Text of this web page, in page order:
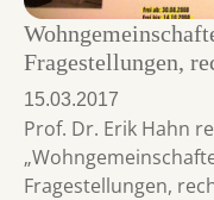
Fragestellungen,
15.03.2017
Prof. Dr. Erik Hahn
Fragestellungen,